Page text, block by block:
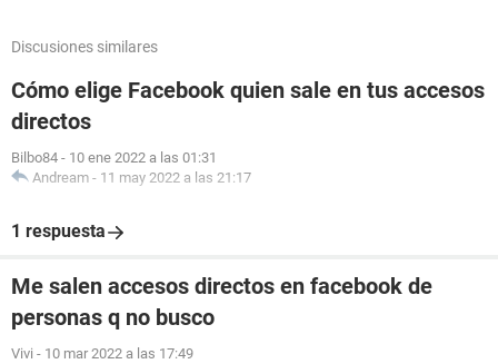
Discusiones similares
Cómo elige Facebook quien sale en tus accesos
directos
Bilbo84 - 10 ene 2022 a las 01:31
Andream - 11 may 2022 a las 21:17
1 respuesta
Me salen accesos directos en facebook de
personas q no busco
Vivi - 10 mar 2022 a las 17:49